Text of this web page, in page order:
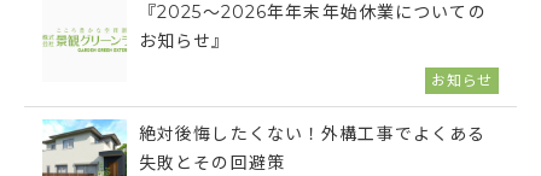
『2025～2026年年末年始休業についての
お知らせ』
お知らせ
絶対後悔したくない！外構工事でよくある
失敗とその回避策